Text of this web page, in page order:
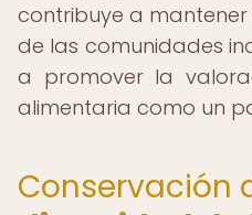
contribuye a
de las comunidades
a promover la
alimentaria como un
Conservación